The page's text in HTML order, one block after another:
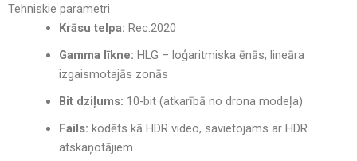
Tehniskie parametri
Krāsu telpa: Rec.2020
Gamma līkne: HLG – loģaritmiska ēnās, lineāra
izgaismotajās zonās
Bit dziļums: 10-bit (atkarībā no drona modeļa)
Fails: kodēts kā HDR video, savietojams ar HDR
atskaņotājiem